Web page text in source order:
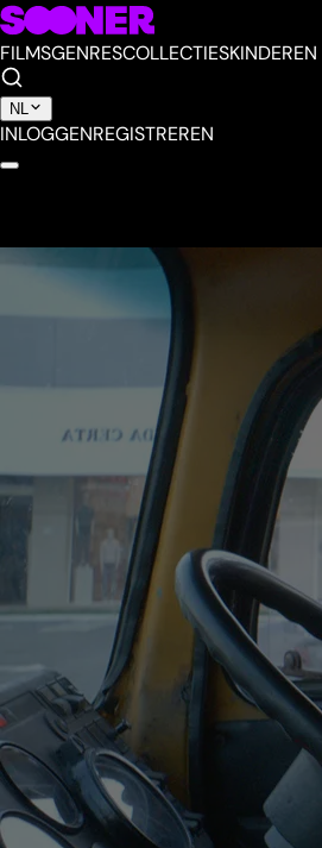
FILMSGENRESCOLLECTIESKINDEREN
NL
INLOGGENREGISTREREN